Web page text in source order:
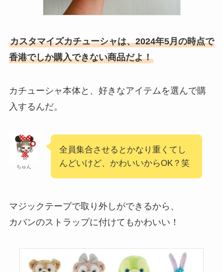
カスタマイズカチューシャは、2024年5月の時点で
香港でしか購入できない商品だよ！
カチューシャ本体と、好きなアイテムを選んで購
入するんだ。
ちゅん
全員集合させるとかなり重くてし
んどいけど、かわいいからOK？笑
マジックテープで取り外しができるから、
カバンのストラップに付けてもかわいい！